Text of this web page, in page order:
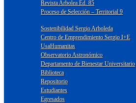
Revista Arbolea Ed. 85
Proceso de Selección – Territorial 9
Sostenibilidad Sergio Arboleda
Centro de Emprendimiento Sergio I+E
UsaHumanitas
Observatorio Astronómico
Departamento de Bienestar Universitario
Biblioteca
Repositorio
Estudiantes
Egresados